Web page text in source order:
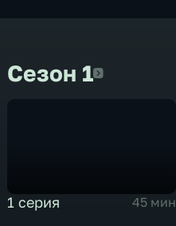
Сезон 1Сезон 1
1 серия 45 мин